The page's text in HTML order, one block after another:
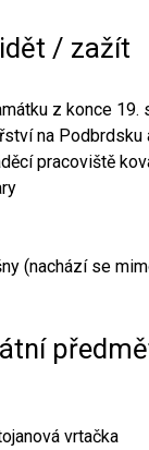
/ zažít
z konce 19.
na Podbrdsku
pracoviště
(nachází se
vrtačka